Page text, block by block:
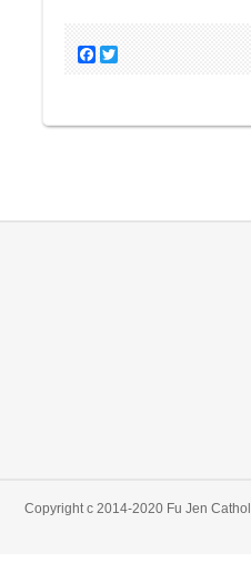
Facebook
Copyright c 2014-2020 Fu Jen